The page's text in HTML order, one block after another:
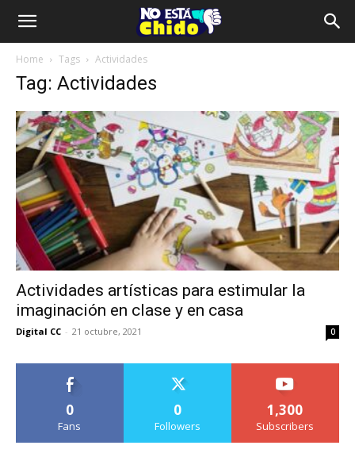
Home Tags Actividades
Tag: Actividades
Actividades artísticas para estimular la
imaginación en clase y en casa
Digital CC - 21 octubre, 2021 0
0
Fans
0
Followers
1,300
Subscribers